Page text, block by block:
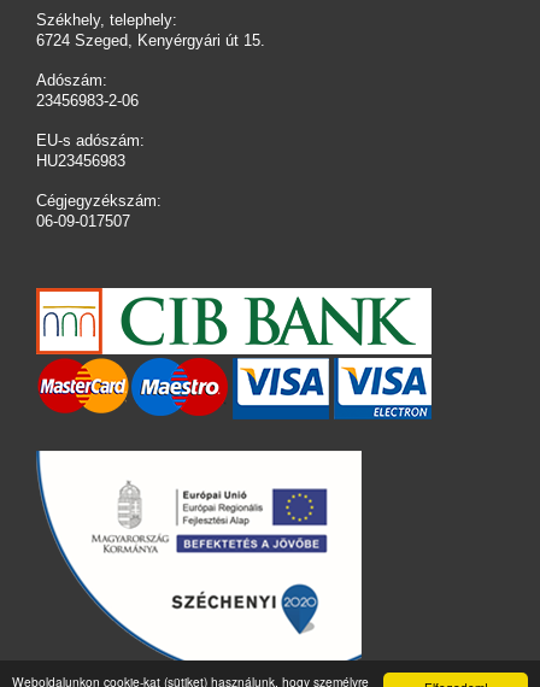
Weboldalunkon cookie-kat (sütiket) használunk, hogy személyre
Székhely, telephely:
6724 Szeged, Kenyérgyári út 15.
Adószám:
23456983-2-06
EU-s adószám:
HU23456983
Cégjegyzékszám:
06-09-017507